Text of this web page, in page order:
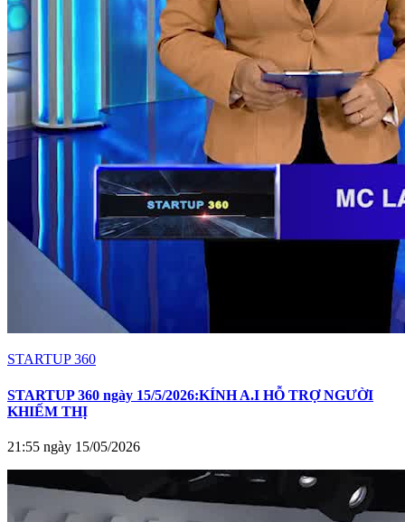
STARTUP 360
STARTUP 360 ngày 15/5/2026:KÍNH A.I HỖ TRỢ NGƯỜI
KHIẾM THỊ
21:55 ngày 15/05/2026